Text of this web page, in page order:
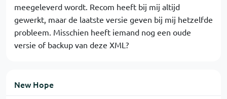
meegeleverd wordt. Recom heeft bij mij altijd
gewerkt, maar de laatste versie geven bij mij hetzelfde
probleem. Misschien heeft iemand nog een oude
versie of backup van deze XML?
New Hope